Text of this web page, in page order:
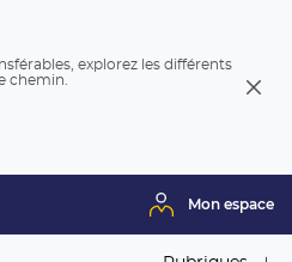
explorez les différents
votre chemin.
Mon espace